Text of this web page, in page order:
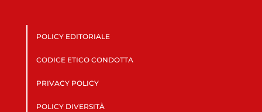
POLICY EDITORIALE
CODICE ETICO CONDOTTA
PRIVACY POLICY
POLICY DIVERSITÀ